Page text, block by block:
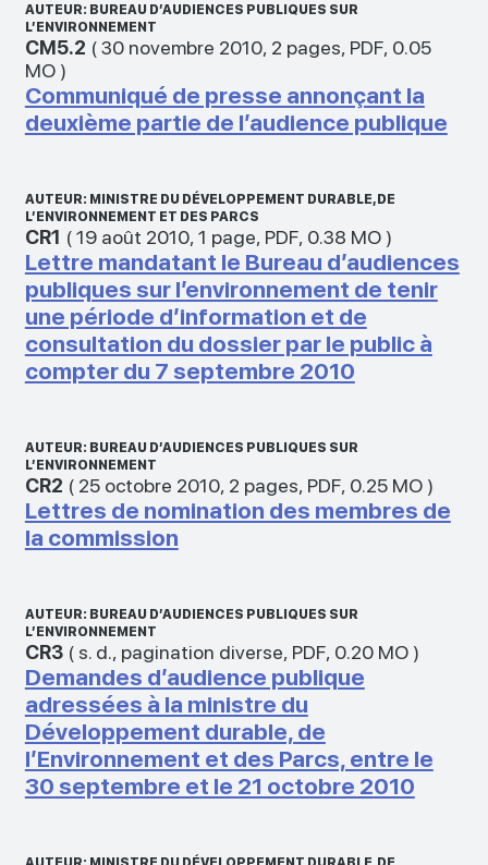
AUTEUR: BUREAU D’AUDIENCES PUBLIQUES SUR
L’ENVIRONNEMENT
CM5.2 (30 novembre 2010, 2 pages, PDF, 0.05
MO)
Communiqué de presse annonçant la
deuxième partie de l’audience publique
AUTEUR: MINISTRE DU DÉVELOPPEMENT DURABLE, DE
L’ENVIRONNEMENT ET DES PARCS
CR1 (19 août 2010, 1 page, PDF, 0.38 MO)
Lettre mandatant le Bureau d’audiences
publiques sur l’environnement de tenir
une période d’information et de
consultation du dossier par le public à
compter du 7 septembre 2010
AUTEUR: BUREAU D’AUDIENCES PUBLIQUES SUR
L’ENVIRONNEMENT
CR2 ( 25 octobre 2010, 2 pages, PDF, 0.25 MO)
Lettres de nomination des membres de
la commission
AUTEUR: BUREAU D’AUDIENCES PUBLIQUES SUR
L’ENVIRONNEMENT
CR3( s. d., pagination diverse, PDF, 0.20 MO)
Demandes d’audience publique
adressées à la ministre du
Développement durable, de
l’Environnement et des Parcs, entre le
30 septembre et le 21 octobre 2010